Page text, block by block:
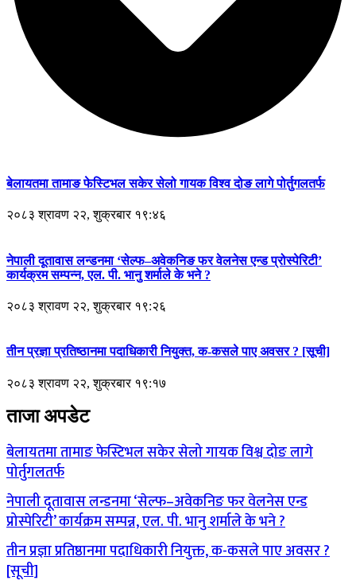
बेलायतमा तामाङ फेस्टिभल सकेर सेलो गायक विश्व दोङ लागे पोर्तुगलतर्फ
२०८३ श्रावण २२, शुक्रबार १९:४६
नेपाली दूतावास लन्डनमा ‘सेल्फ–अवेकनिङ फर वेलनेस एन्ड प्रोस्पेरिटी’
कार्यक्रम सम्पन्न, एल. पी. भानु शर्माले के भने ?
२०८३ श्रावण २२, शुक्रबार १९:२६
तीन प्रज्ञा प्रतिष्ठानमा पदाधिकारी नियुक्त, क-कसले पाए अवसर ? [सूची]
२०८३ श्रावण २२, शुक्रबार १९:१७
ताजा अपडेट
बेलायतमा तामाङ फेस्टिभल सकेर सेलो गायक विश्व दोङ लागे
पोर्तुगलतर्फ
नेपाली दूतावास लन्डनमा ‘सेल्फ–अवेकनिङ फर वेलनेस एन्ड
प्रोस्पेरिटी’ कार्यक्रम सम्पन्न, एल. पी. भानु शर्माले के भने ?
तीन प्रज्ञा प्रतिष्ठानमा पदाधिकारी नियुक्त, क-कसले पाए अवसर ?
[सूची]